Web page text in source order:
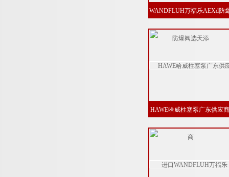
WANDFLUH万福乐AEXd防
HAWE哈威柱塞泵广东供应